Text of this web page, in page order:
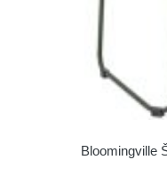
Bloomingville